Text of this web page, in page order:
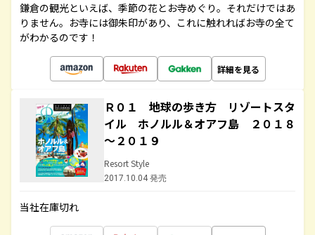
鎌倉の観光といえば、季節の花とお寺めぐり。それだけではあ
りません。お寺には御朱印があり、これに触れればお寺の全て
がわかるのです！
詳細を見る
Ｒ０１ 地球の歩き方 リゾートスタ
イル ホノルル＆オアフ島 ２０１８
～２０１９
Resort Style
2017.10.04 発売
当社在庫切れ